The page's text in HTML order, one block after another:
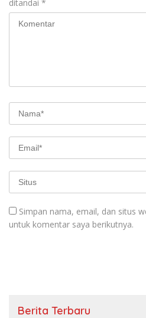
ditandai *
Simpan nama, email, dan situs
untuk komentar saya berikutnya.
Berita Terbaru